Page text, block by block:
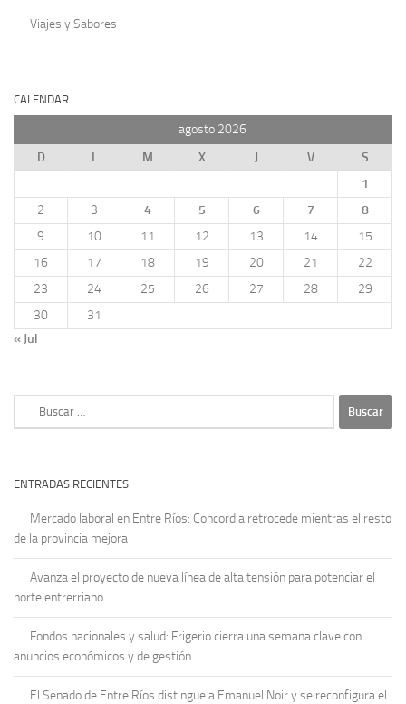
Viajes y Sabores
CALENDAR
agosto 2026
D
L M X J V
S
1
2
3 4 5 6 7
8
9
10 11 12 13 14
15
16
17 18 19 20 21
22
23
24 25 26 27 28
29
30
31
« Jul
ENTRADAS RECIENTES
Mercado laboral en Entre Ríos: Concordia retrocede mientras el resto
de la provincia mejora
Avanza el proyecto de nueva línea de alta tensión para potenciar el
norte entrerriano
Fondos nacionales y salud: Frigerio cierra una semana clave con
anuncios económicos y de gestión
El Senado de Entre Ríos distingue a Emanuel Noir y se reconfigura el